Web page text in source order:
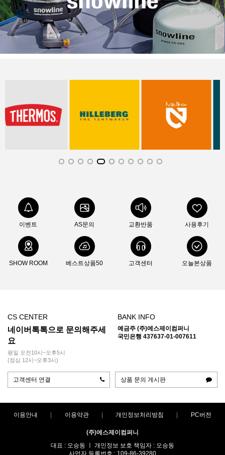
이벤트 AS문의 교환반품 사용후기
SHOW ROOM 베스트상품50 고객센터 오늘본상품
CS CENTER
네이버톡톡으로 문의해주세
요
평일 오전10시~오후5시
(점심 12시~오후3시)
BANK INFO
예금주 (주)에스제이컴퍼니
국민은행 437637-01-007611
고객센터 연결 상품 문의 게시판
이용안내 이용약관 개인정보처리방침 PC버전
(주)에스제이컴퍼니
대표 : 오승동 ㅣ 개인정보 보호 책임자 : 오승동